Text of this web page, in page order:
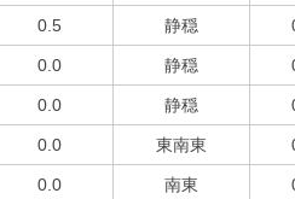
0.5 静穏
0.0 静穏
0.0 静穏
0.0 東南東
0.0 南東